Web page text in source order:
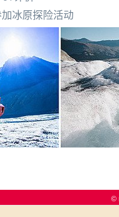
冰原探险活动
©